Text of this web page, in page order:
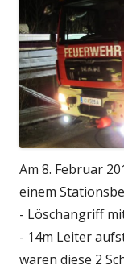
Am 8. Februar
einem
- Löschangriff
- 14m Leiter
waren diese 2